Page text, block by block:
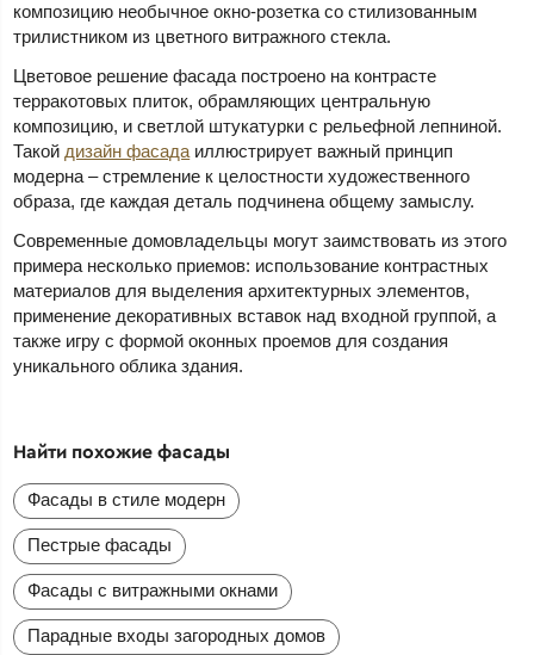
композицию необычное окно-розетка со стилизованным
трилистником из цветного витражного стекла.
Цветовое решение фасада построено на контрасте
терракотовых плиток, обрамляющих центральную
композицию, и светлой штукатурки с рельефной лепниной.
Такойдизайн фасадаиллюстрирует важный принцип
модерна – стремление к целостности художественного
образа, где каждая деталь подчинена общему замыслу.
Современные домовладельцы могут заимствовать из этого
примера несколько приемов: использование контрастных
материалов для выделения архитектурных элементов,
применение декоративных вставок над входной группой, а
также игру с формой оконных проемов для создания
уникального облика здания.
Найти похожие фасады
Фасады в стиле модерн
Пестрые фасады
Фасады с витражными окнами
Парадные входы загородных домов